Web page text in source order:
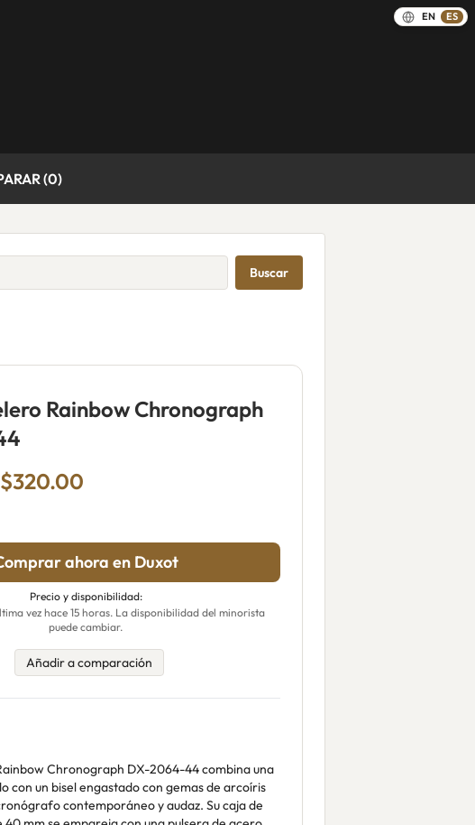
EN ES
(0)
Buscar
Rainbow Chronograph
$320.00
ahora en Duxot
Precio y disponibilidad:
vez hace 15 horas. La disponibilidad del minorista
puede cambiar.
Añadir a comparación
Chronograph DX-2064-44 combina una
con un bisel engastado con gemas de arcoíris
contemporáneo y audaz. Su caja de